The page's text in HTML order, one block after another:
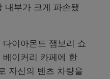
내부가 크게 파손됐
이아몬드 잼보리 쇼
이커리 카페에 한
자신의 벤츠 차량을